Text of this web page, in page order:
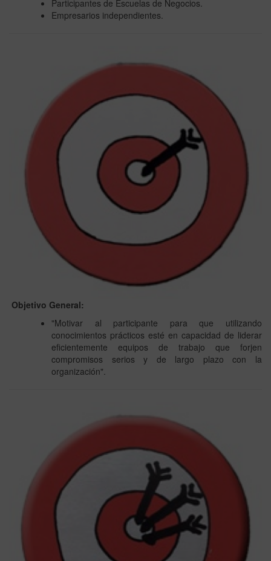
Participantes de Escuelas de Negocios.
Empresarios independientes.
Objetivo General:
"Motivar al participante para que utilizando
conocimientos prácticos esté en capacidad de liderar
eficientemente equipos de trabajo que forjen
compromisos serios y de largo plazo con la
organización".